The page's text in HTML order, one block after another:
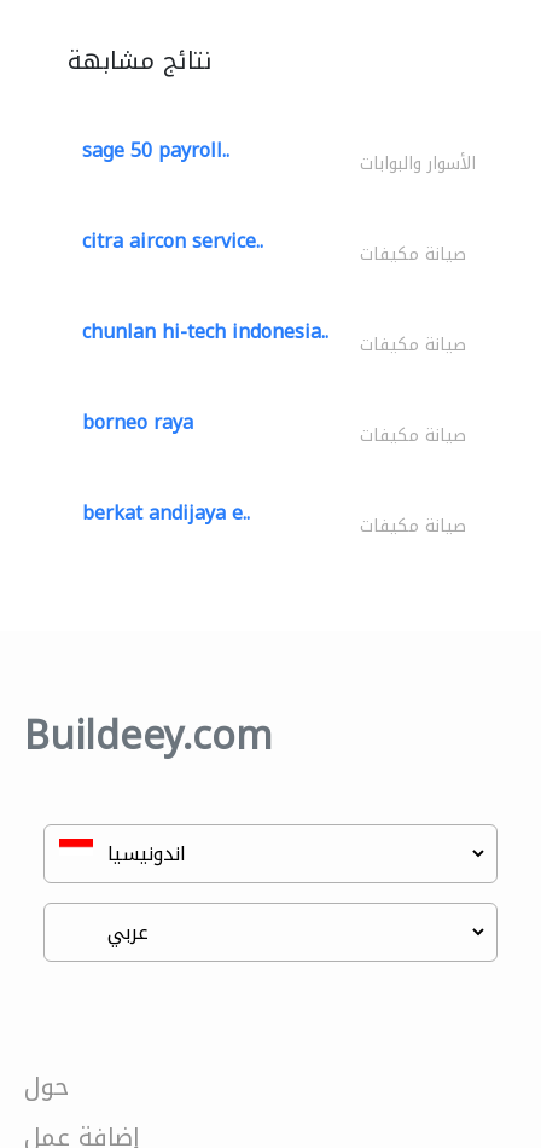
نتائج مشابهة
sage 50 payroll.. الأسوار والبوابات
citra aircon service.. صيانة مكيفات
chunlan hi-tech indonesia.. صيانة مكيفات
borneo raya صيانة مكيفات
berkat andijaya e.. صيانة مكيفات
Buildeey.com
حول
إضافة عمل